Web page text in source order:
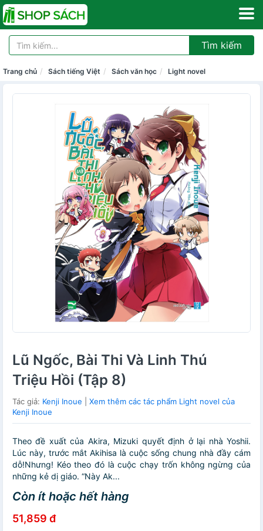
Tìm kiếm
Trang chủ Sách tiếng Việt Sách văn học Light novel
Lũ Ngốc, Bài Thi Và Linh Thú
Triệu Hồi (Tập 8)
Tác giả: Kenji Inoue
Xem thêm các tác phẩm Light novel của
Kenji Inoue
Theo đề xuất của Akira, Mizuki quyết định ở lại nhà Yoshii.
Lúc này, trước mắt Akihisa là cuộc sống chung nhà đầy cám
dỗ!Nhưng! Kéo theo đó là cuộc chạy trốn không ngừng của
những kẻ dị giáo. “Này Ak...
Còn ít hoặc hết hàng
51,859 đ